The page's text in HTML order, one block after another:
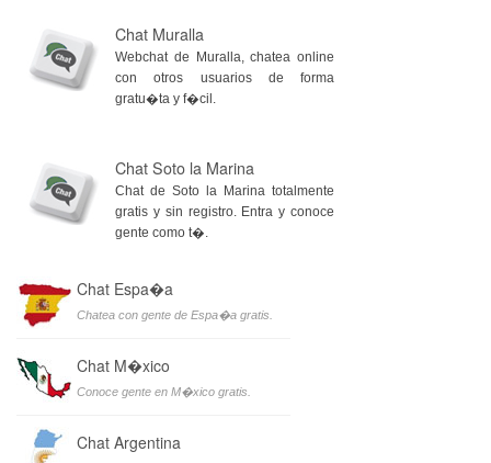
Chat Muralla
Webchat de Muralla, chatea online
con otros usuarios de forma
gratu�ta y f�cil.
Chat Soto la Marina
Chat de Soto la Marina totalmente
gratis y sin registro. Entra y conoce
gente como t�.
Chat Espa�a
Chatea con gente de Espa�a gratis.
Chat M�xico
Conoce gente en M�xico gratis.
Chat Argentina